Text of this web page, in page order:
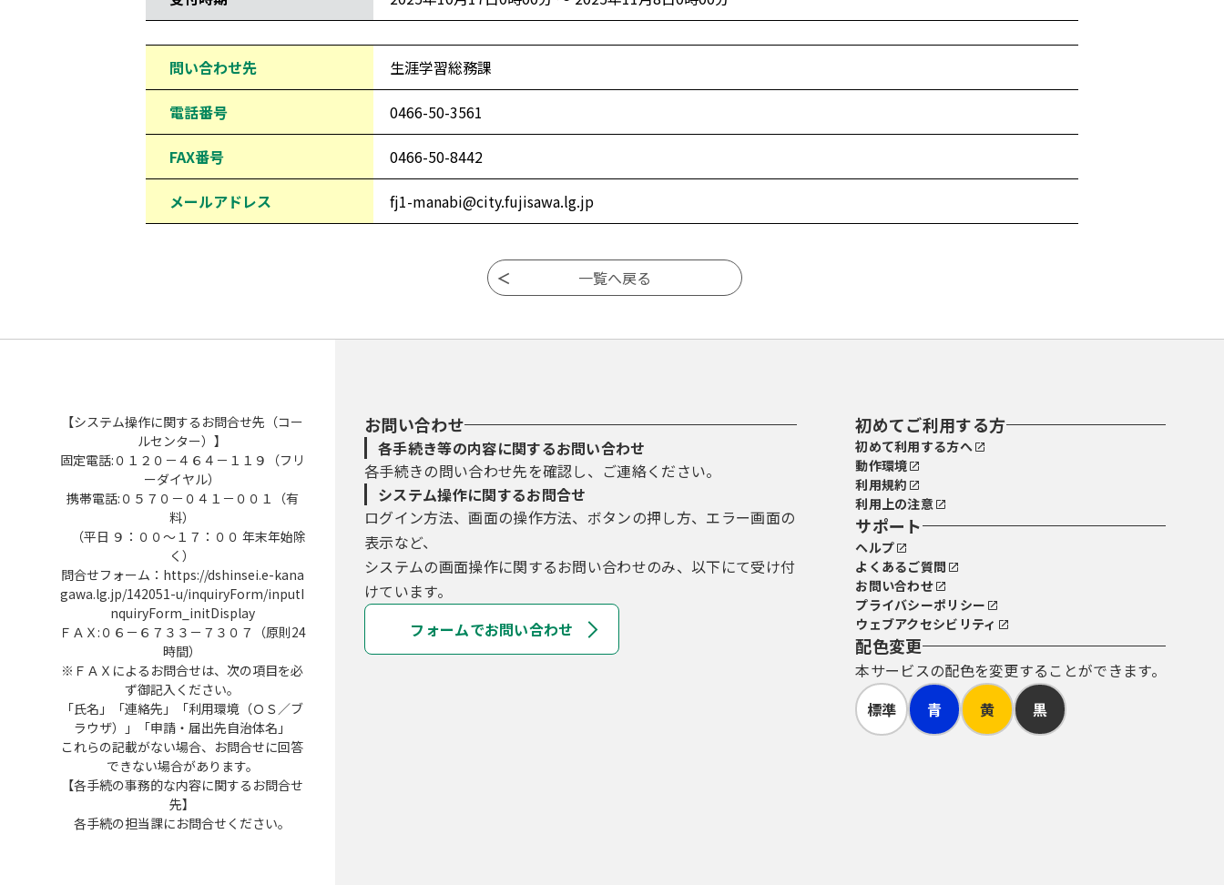
問い合わせ先 生涯学習総務課
電話番号 0466-50-3561
FAX番号 0466-50-8442
メールアドレス fj1-manabi@city.fujisawa.lg.jp
【システム操作に関するお問合せ先（コー
ルセンター）】
固定電話:０１２０－４６４－１１９（フリ
ーダイヤル）
携帯電話:０５７０－０４１－００１（有
料）
（平日 ９：００～１７：００ 年末年始除
く）
問合せフォーム：https://dshinsei.e-kana
gawa.lg.jp/142051-u/inquiryForm/inputI
nquiryForm_initDisplay
ＦＡＸ:０６－６７３３－７３０７（原則24
時間）
※ＦＡＸによるお問合せは、次の項目を必
ず御記入ください。
「氏名」「連絡先」「利用環境（ＯＳ／ブ
ラウザ）」「申請・届出先自治体名」
これらの記載がない場合、お問合せに回答
できない場合があります。
【各手続の事務的な内容に関するお問合せ
先】
各手続の担当課にお問合せください。
お問い合わせ
各手続き等の内容に関するお問い合わせ
各手続きの問い合わせ先を確認し、ご連絡ください。
システム操作に関するお問合せ
ログイン方法、画面の操作方法、ボタンの押し方、エラー画面の
表示など、
システムの画面操作に関するお問い合わせのみ、以下にて受け付
けています。
フォームでお問い合わせ
初めてご利用する方
初めて利用する方へ
動作環境
利用規約
利用上の注意
サポート
ヘルプ
よくあるご質問
お問い合わせ
プライバシーポリシー
ウェブアクセシビリティ
配色変更
本サービスの配色を変更することができます。
標準
青 黄 黒